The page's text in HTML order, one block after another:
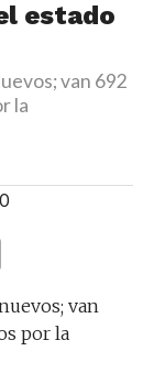
estado
van 692
la
van
por la